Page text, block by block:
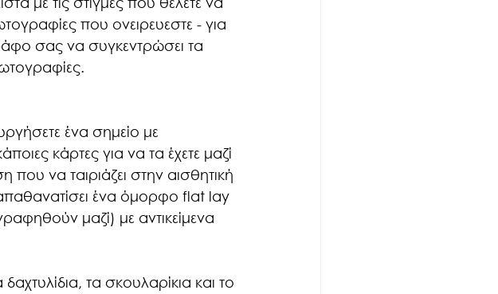
που ονειρευεστε - για
σας να συγκεντρώσει τα
ένα σημείο με
κάρτες για να τα έχετε μαζί
να ταιριάζει στην αισθητική
ένα όμορφο flat lay
μαζί) με αντικείμενα
τα σκουλαρίκια και το